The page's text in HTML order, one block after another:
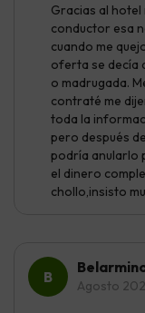
Gracias al
conductor esa
cuando me
oferta se decía
o madrugada.
contraté me
toda la
pero después
podría anularlo
el dinero
chollo,insisto
Agosto